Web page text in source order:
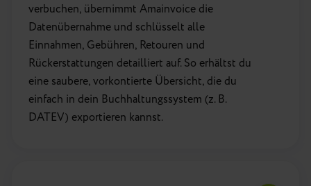
verbuchen, übernimmt Amainvoice die
Datenübernahme und schlüsselt alle
Einnahmen, Gebühren, Retouren und
Rückerstattungen detailliert auf. So erhältst du
eine saubere, vorkontierte Übersicht, die du
einfach in dein Buchhaltungssystem (z. B.
DATEV) exportieren kannst.